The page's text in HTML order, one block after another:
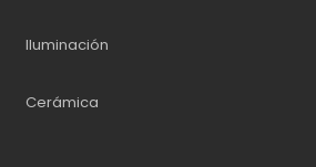
Iluminación
Cerámica